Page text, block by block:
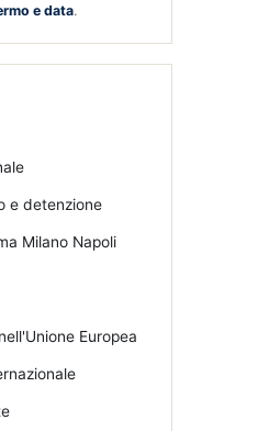
e data.
e detenzione
Milano Napoli
Europea